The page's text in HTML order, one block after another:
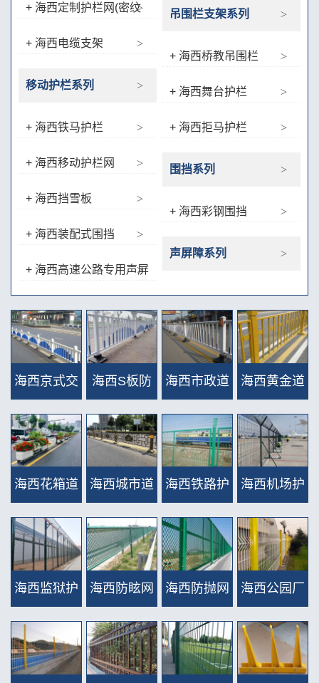
+ 海西定制护栏网(密纹
出口用护栏)
吊围栏支架系列
+ 海西电缆支架
+ 海西桥教吊围栏
移动护栏系列
+ 海西舞台护栏
+ 海西铁马护栏 + 海西拒马护栏
+ 海西移动护栏网
围挡系列
+ 海西挡雪板
+ 海西彩钢围挡
+ 海西装配式围挡
声屏障系列
+ 海西高速公路专用声屏
海西京式交
通护栏 >>
海西S板防
眩护栏 >>
海西市政道
路护栏（锌
钢类） >>
海西黄金道
路护栏 >>
海西花箱道
路护栏 >>
海西城市道
路文化护
栏 >>
海西铁路护
栏网 >>
海西机场护
栏网 >>
海西监狱护
栏网 >>
海西防眩网
护栏 >>
海西防抛网
护栏 >>
海西公园厂
区护栏网
（D型、桃